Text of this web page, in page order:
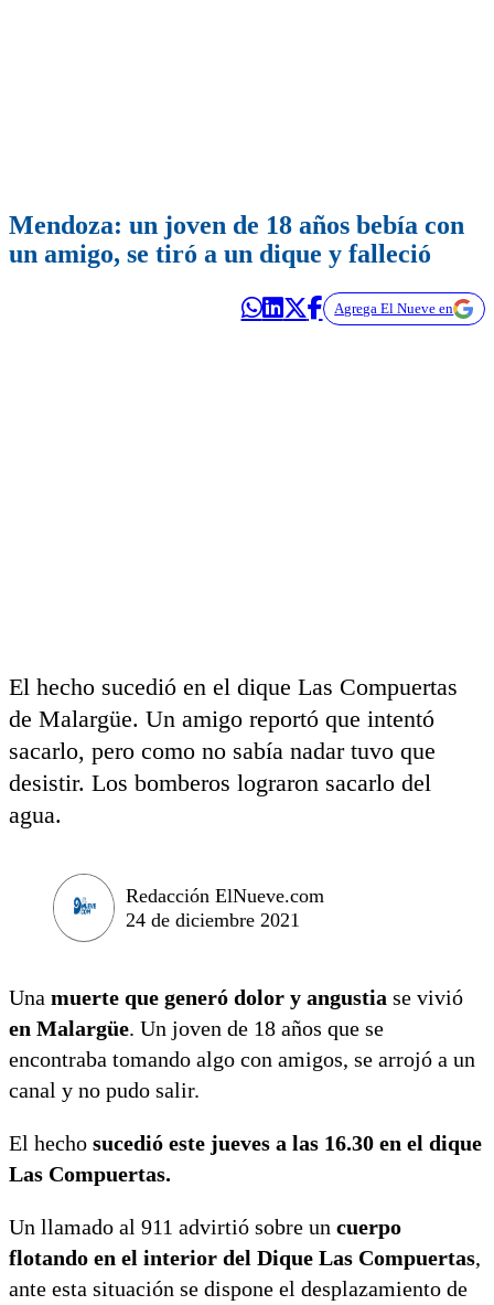
Mendoza: un joven de 18 años bebía con
un amigo, se tiró a un dique y falleció
Agrega El Nueve en
El hecho sucedió en el dique Las Compuertas
de Malargüe. Un amigo reportó que intentó
sacarlo, pero como no sabía nadar tuvo que
desistir. Los bomberos lograron sacarlo del
agua.
Redacción ElNueve.com
24 de diciembre 2021
Una muerte que generó dolor y angustia se vivió
en Malargüe. Un joven de 18 años que se
encontraba tomando algo con amigos, se arrojó a un
canal y no pudo salir.
El hecho sucedió este jueves a las 16.30 en el dique
Las Compuertas.
Un llamado al 911 advirtió sobre un cuerpo
flotando en el interior del Dique Las Compuertas,
ante esta situación se dispone el desplazamiento de